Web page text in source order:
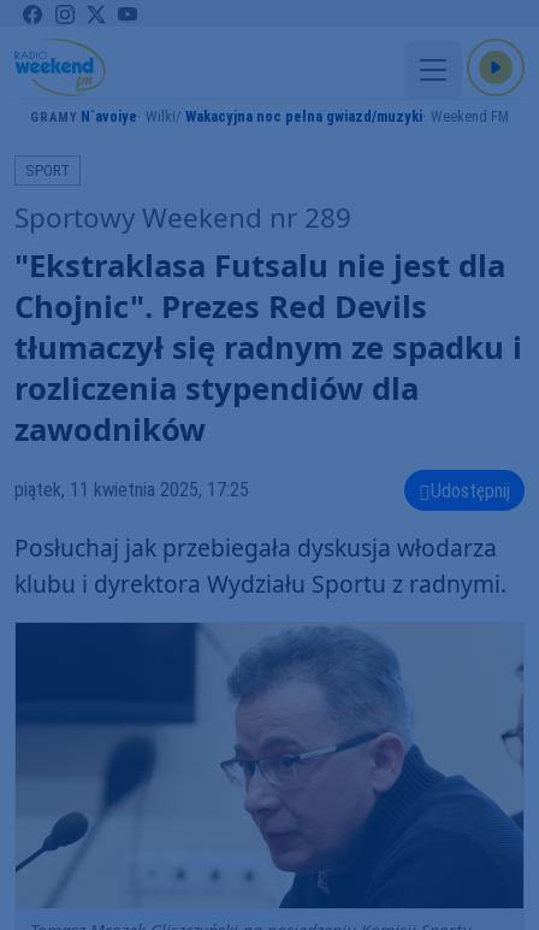
GRAMY N`avoiye Wilki Wakacyjna noc pełna gwiazd/muzyki Weekend FM
SPORT
Sportowy Weekend nr 289
"Ekstraklasa Futsalu nie jest dla
Chojnic". Prezes Red Devils
tłumaczył się radnym ze spadku i
rozliczenia stypendiów dla
zawodników
piątek, 11 kwietnia 2025, 17:25 Udostępnij
Posłuchaj jak przebiegała dyskusja włodarza
klubu i dyrektora Wydziału Sportu z radnymi.